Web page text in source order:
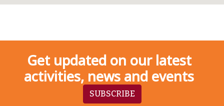
Get updated on our latest
activities, news and events
SUBSCRIBE